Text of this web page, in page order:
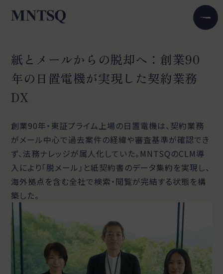
紙とメールからの脱却へ：創業90
年の日置電機が実現した契約業務
DX
創業90年・東証プライム上場の日置電機は、契約業務
がメール中心で過去案件の経緯や審査基準が確認でき
ず、法務ナレッジが属人化していた。MNTSQのCLM導
入により「脱メール」と紙契約書のデータ集約を実現し、
海外拠点を含む全社で検索・閲覧が完結する状態を構
築した。